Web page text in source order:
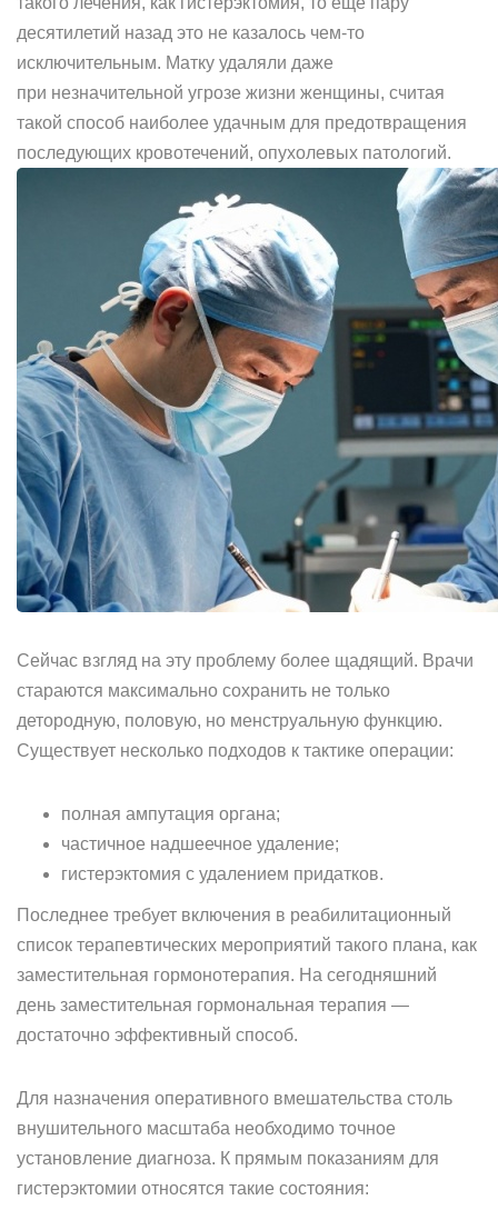
десятилетий назад это не казалось чем-то
исключительным. Матку удаляли даже
при незначительной угрозе жизни женщины, считая
такой способ наиболее удачным для предотвращения
последующих кровотечений, опухолевых патологий.
Сейчас взгляд на эту проблему более щадящий. Врачи
стараются максимально сохранить не только
детородную, половую, но менструальную функцию.
Существует несколько подходов к тактике операции:
полная ампутация органа;
частичное надшеечное удаление;
гистерэктомия с удалением придатков.
Последнее требует включения в реабилитационный
список терапевтических мероприятий такого плана, как
заместительная гормонотерапия. На сегодняшний
день заместительная гормональная терапия —
достаточно эффективный способ.
Для назначения оперативного вмешательства столь
внушительного масштаба необходимо точное
установление диагноза. К прямым показаниям для
гистерэктомии относятся такие состояния: